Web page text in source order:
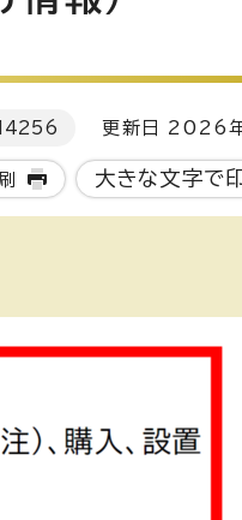
更新日 2026
大きな文字で